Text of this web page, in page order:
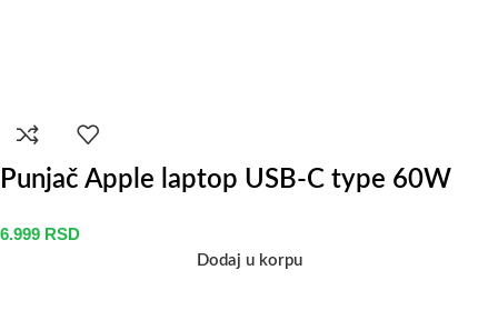
Punjač Apple laptop USB-C type 60W
6.999 RSD
Dodaj u korpu